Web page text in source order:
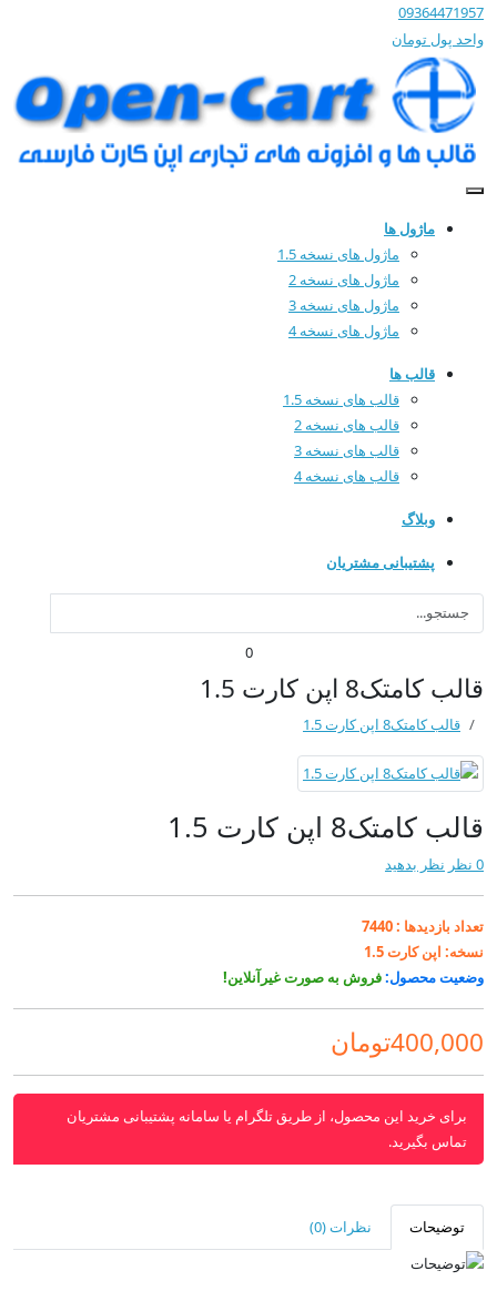
09364471957
واحد پول تومان
ماژول ها
ماژول های نسخه 1.5
ماژول های نسخه 2
ماژول های نسخه 3
ماژول های نسخه 4
قالب ها
قالب های نسخه 1.5
قالب های نسخه 2
قالب های نسخه 3
قالب های نسخه 4
وبلاگ
پشتیبانی مشتریان
0
قالب کامتک8 اپن کارت 1.5
قالب کامتک8 اپن کارت 1.5
قالب کامتک8 اپن کارت 1.5
0 نظر نظر بدهید
تعداد بازدیدها :7440
نسخه: اپن کارت 1.5
وضعیت محصول:فروش به صورت غیرآنلاین!
400,000تومان
برای خرید این محصول، از طریق تلگرام یا سامانه پشتیبانی مشتریان
تماس بگیرید.
توضیحات نظرات (0)